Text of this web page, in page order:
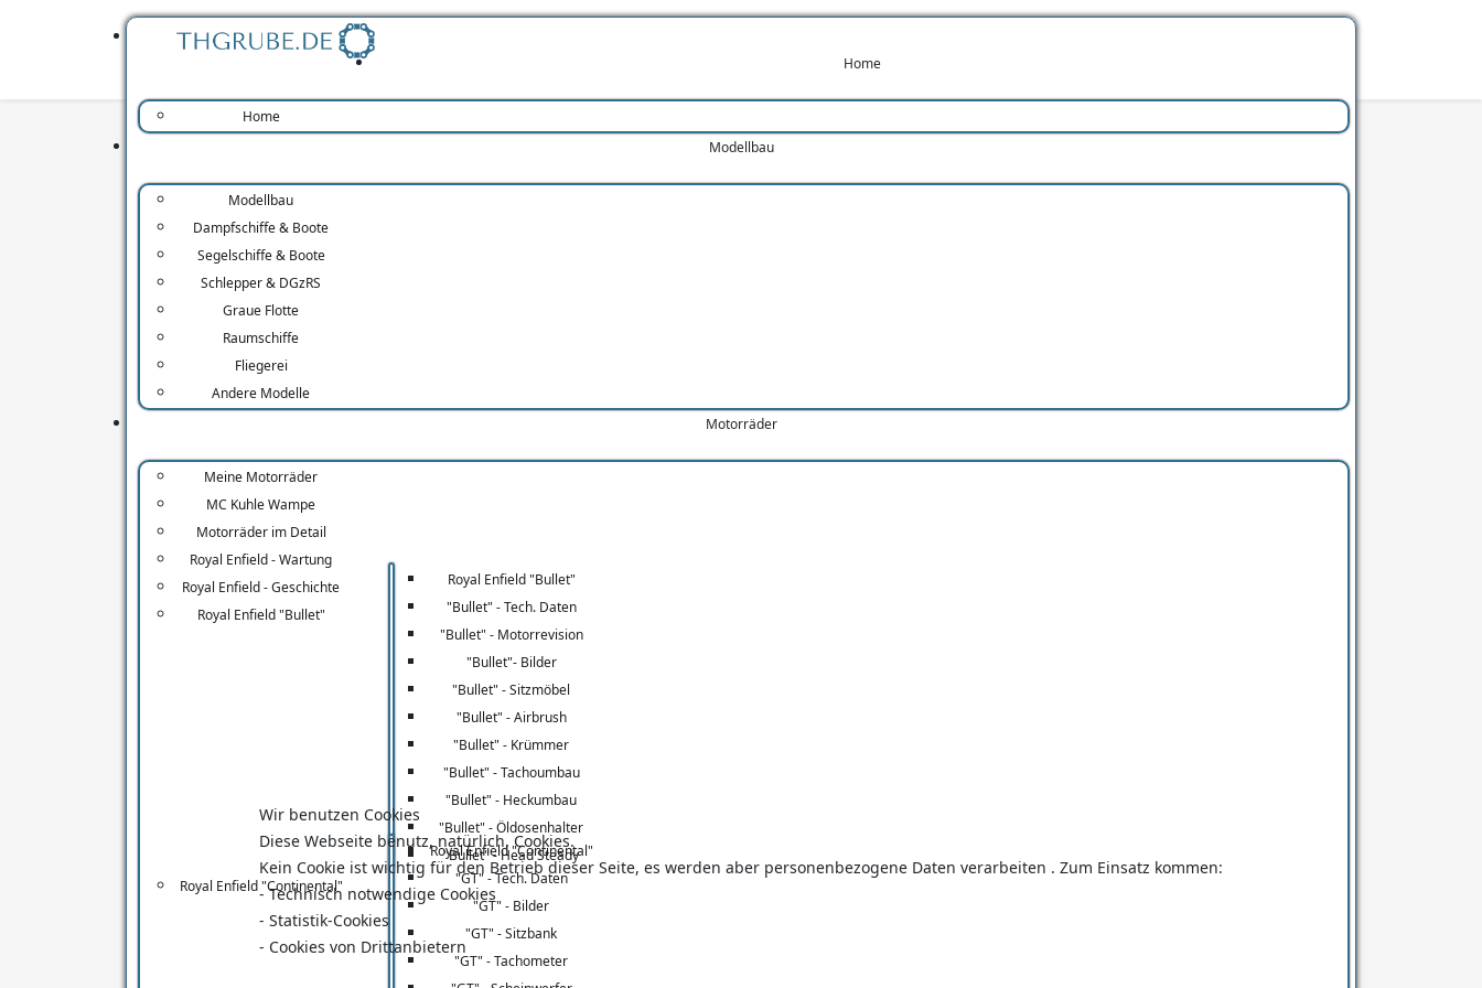
Home
Home
Modellbau
Modellbau
Dampfschiffe & Boote
Segelschiffe & Boote
Schlepper & DGzRS
Graue Flotte
Raumschiffe
Fliegerei
Andere Modelle
Motorräder
Meine Motorräder
MC Kuhle Wampe
Motorräder im Detail
Royal Enfield - Wartung
Royal Enfield - Geschichte
Royal Enfield "Bullet"
Royal Enfield "Bullet"
"Bullet" - Tech. Daten
"Bullet" - Motorrevision
"Bullet"- Bilder
"Bullet" - Sitzmöbel
"Bullet" - Airbrush
"Bullet" - Krümmer
"Bullet" - Tachoumbau
"Bullet" - Heckumbau
"Bullet" - Öldosenhalter
"Bullet" - Head Steady
Royal Enfield "Continental"
Royal Enfield "Continental"
"GT" - Tech. Daten
"GT" - Bilder
"GT" - Sitzbank
"GT" - Tachometer
Nützlich, Spannend, Lustig
Alles was sonst nirgend wo passt .....
Retroaufkleber
Lustige Motorradbilder
Opinel
Re-Volt Zone
Home of Malts
Autolackiererei Jens Konieczny
Wir benutzen Cookies
Diese Webseite benutz, natürlich, Cookies.
Kein Cookie ist wichtig für den Betrieb dieser Seite, es werden aber personenbezogene Daten verarbeiten . Zum Einsatz kommen:
- Technisch notwendige Cookies
- Statistik-Cookies
- Cookies von Drittanbietern